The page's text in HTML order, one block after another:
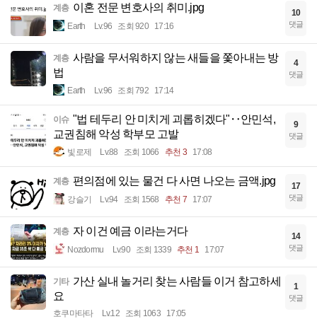
계층 이혼 전문 변호사의 취미.jpg
Earth Lv.96 조회 920 17:16
10
댓글
계층 사람을 무서워하지 않는 새들을 쫓아내는 방
법
Earth Lv.96 조회 792 17:14
4
댓글
이슈 "법 테두리 안 미치게 괴롭히겠다"‥안민석,
교권침해 악성 학부모 고발
빛로제 Lv.88 조회 1066 추천 3 17:08
9
댓글
계층 편의점에 있는 물건 다 사면 나오는 금액.jpg
강슬기 Lv.94 조회 1568 추천 7 17:07
17
댓글
계층 자 이건 예금 이라는거다
Nozdormu Lv.90 조회 1339 추천 1 17:07
14
댓글
기타 가산 실내 놀거리 찾는 사람들 이거 참고하세
요
호쿠마타타 Lv.12 조회 1063 17:05
1
댓글